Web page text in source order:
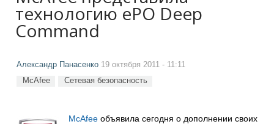
технологию ePO Deep
Command
Александр Панасенко 19 октября 2011 - 11:11
McAfee Сетевая безопасность
McAfee объявила сегодня о дополнении своих